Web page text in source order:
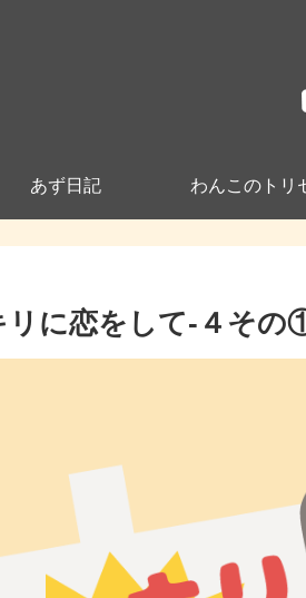
あず日記 わんこのトリ
リに恋をして-４その